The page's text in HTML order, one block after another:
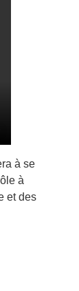
à se
à
et des